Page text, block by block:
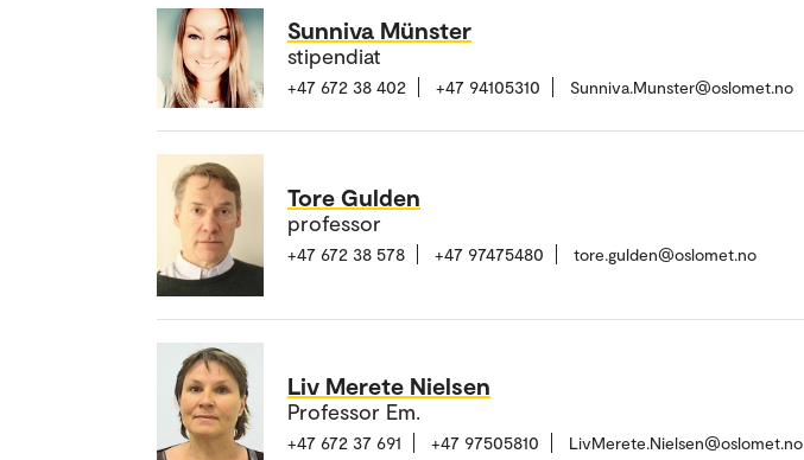
Sunniva Münster
stipendiat
+47 672 38 402 +47 94105310 Sunniva.Munster@oslomet.no
Tore Gulden
professor
+47 672 38 578 +47 97475480 tore.gulden@oslomet.no
Liv Merete Nielsen
Professor Em.
+47 672 37 691 +47 97505810 LivMerete.Nielsen@oslomet.no